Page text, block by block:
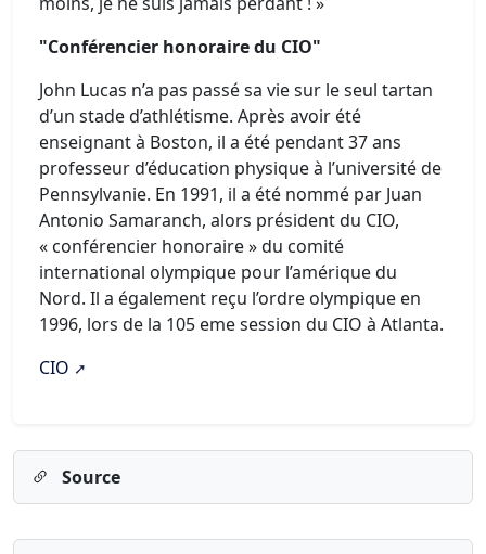
"Conférencier honoraire du CIO"
John Lucas n’a pas passé sa vie sur le seul tartan
d’un stade d’athlétisme. Après avoir été
enseignant à Boston, il a été pendant 37 ans
professeur d’éducation physique à l’université de
Pennsylvanie. En 1991, il a été nommé par Juan
Antonio Samaranch, alors président du CIO,
« conférencier honoraire » du comité
international olympique pour l’amérique du
Nord. Il a également reçu l’ordre olympique en
1996, lors de la 105 eme session du CIO à Atlanta.
CIO
Source